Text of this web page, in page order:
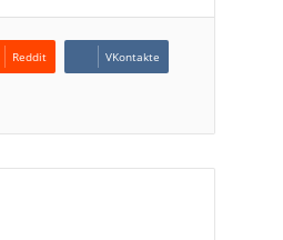
Reddit VKontakte